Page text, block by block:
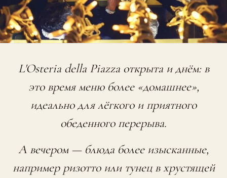
L'Osteria della Piazza открыта и днём: в
это время меню более «домашнее»,
идеально для лёгкого и приятного
обеденного перерыва.
А вечером — блюда более изысканные,
например ризотто или тунец в хрустящей